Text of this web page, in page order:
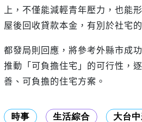
上，不僅能減輕青年壓力，也能
屋後回收貸款本金，有別於社宅
都發局則回應，將參考外縣市成
推動「可負擔住宅」的可行性，
善、可負擔的住宅方案。
時事 生活綜合 大台